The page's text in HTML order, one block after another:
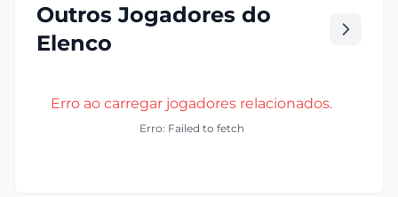
Outros Jogadores do
Elenco
Erro ao carregar jogadores relacionados.
Erro: Failed to fetch